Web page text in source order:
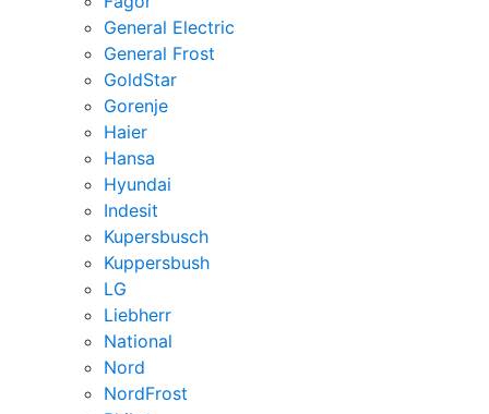
General Electric
General Frost
GoldStar
Gorenje
Haier
Hansa
Hyundai
Indesit
Kupersbusch
Kuppersbush
LG
Liebherr
National
Nord
NordFrost